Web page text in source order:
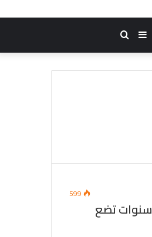
بحث
عن
إضافة
عمود
599
غائبة عن الوعي منذ 10 سنوات تضع